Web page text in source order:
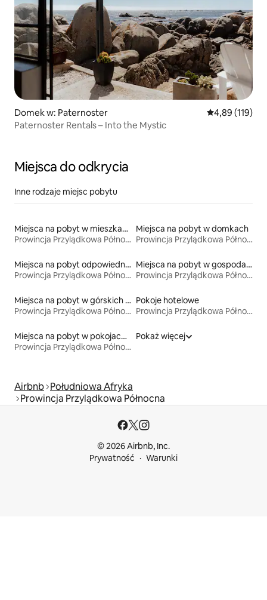
Domek w: Paternoster Średnia
4,89 (119)
Paternoster Rentals – Into the Mystic
Miejsca do odkrycia
Inne rodzaje miejsc pobytu
Miejsca na pobyt w mieszkaniach
Prowincja Przylądkowa Północna
Miejsca na pobyt w domkach
Prowincja Przylądkowa Północna
Miejsca na pobyt odpowiednie dla rodzin
Prowincja Przylądkowa Północna
Miejsca na pobyt w gospodarstwach agroturystycznych
Prowincja Przylądkowa Północna
Miejsca na pobyt w górskich chatach
Prowincja Przylądkowa Północna
Pokoje hotelowe
Prowincja Przylądkowa Północna
Miejsca na pobyt w pokojach prywatnych z łazienką
Prowincja Przylądkowa Północna
Pokaż więcej
Airbnb Południowa Afryka
Prowincja Przylądkowa Północna
© 2026 Airbnb, Inc.
Prywatność
Warunki